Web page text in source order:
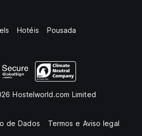
Hotéis Pousada
Hostelworld.com Limited
de Dados Termos e Aviso legal